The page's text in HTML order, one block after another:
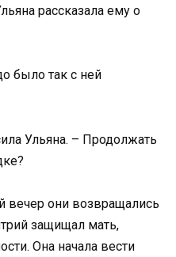
рассказала ему о
было так с ней
Ульяна. – Продолжать
они возвращались
защищал мать,
Она начала вести